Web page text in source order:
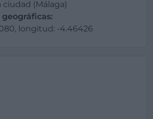
ciudad (Málaga)
longitud: -4.46426